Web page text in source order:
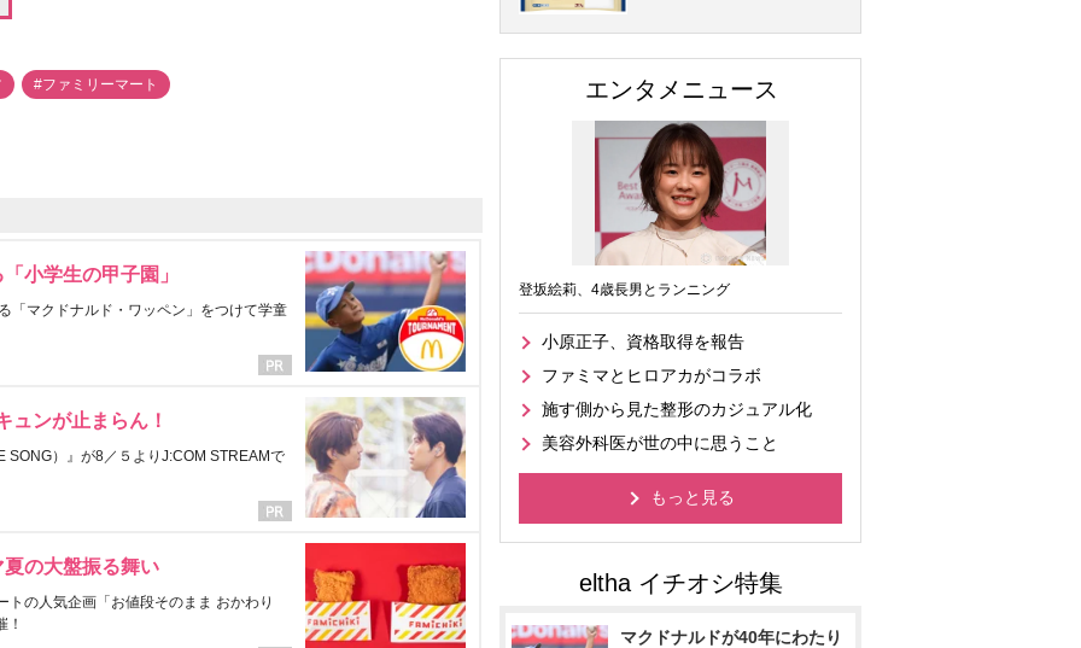
#ファミリーマート
小学生の甲子園」
「マクドナルド・ワッペン」をつけて学童
ュンが止まらん！
SONG）』が8／５よりJ:COM STREAMで
の大盤振る舞い
の人気企画「お値段そのまま おかわり
！
エンタメニュース
登坂絵莉、4歳長男とランニング
小原正子、資格取得を報告
ファミマとヒロアカがコラボ
施す側から見た整形のカジュアル化
美容外科医が世の中に思うこと
もっと見る
マクドナルドが40年にわたり